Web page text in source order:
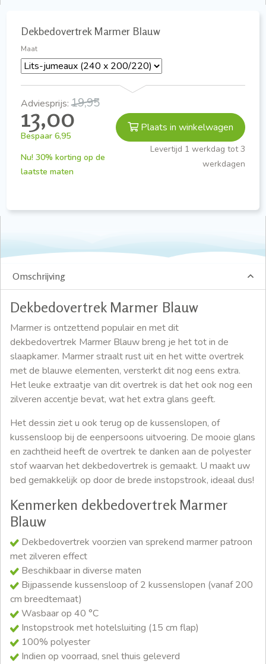
Dekbedovertrek Marmer Blauw
Maat
Adviesprijs: 19,95
13,00
Bespaar 6,95
Nu! 30% korting op de
laatste maten
Plaats in winkelwagen
Levertijd 1 werkdag tot 3
werkdagen
Omschrijving
Dekbedovertrek Marmer Blauw
Marmer is ontzettend populair en met dit
dekbedovertrek Marmer Blauw breng je het tot in de
slaapkamer. Marmer straalt rust uit en het witte overtrek
met de blauwe elementen, versterkt dit nog eens extra.
Het leuke extraatje van dit overtrek is dat het ook nog een
zilveren accentje bevat, wat het extra glans geeft.
Het dessin ziet u ook terug op de kussenslopen, of
kussensloop bij de eenpersoons uitvoering. De mooie glans
en zachtheid heeft de overtrek te danken aan de polyester
stof waarvan het dekbedovertrek is gemaakt. U maakt uw
bed gemakkelijk op door de brede instopstrook, ideaal dus!
Kenmerken dekbedovertrek Marmer
Blauw
Dekbedovertrek voorzien van sprekend marmer patroon
met zilveren effect
Beschikbaar in diverse maten
Bijpassende kussensloop of 2 kussenslopen (vanaf 200
cm breedtemaat)
Wasbaar op 40 °C
Instopstrook met hotelsluiting (15 cm flap)
100% polyester
Indien op voorraad, snel thuis geleverd